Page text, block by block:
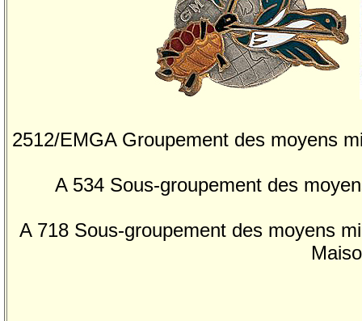
2512/EMGA Groupement des moyens
A 534 Sous-groupement des
A 718 Sous-groupement des moyens